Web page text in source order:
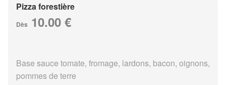
Pizza forestière
Dès 10.00 €
Base sauce tomate, fromage, lardons, bacon, oignons,
pommes de terre